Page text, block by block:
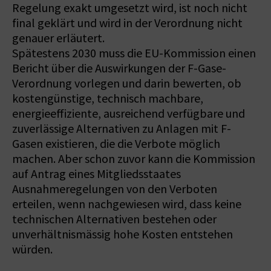
Regelung exakt umgesetzt wird, ist noch nicht
final geklärt und wird in der Verordnung nicht
genauer erläutert.
Spätestens 2030 muss die EU-Kommission einen
Bericht über die Auswirkungen der F-Gase-
Verordnung vorlegen und darin bewerten, ob
kostengünstige, technisch machbare,
energieeffiziente, ausreichend verfügbare und
zuverlässige Alternativen zu Anlagen mit F-
Gasen existieren, die die Verbote möglich
machen. Aber schon zuvor kann die Kommission
auf Antrag eines Mitgliedsstaates
Ausnahmeregelungen von den Verboten
erteilen, wenn nachgewiesen wird, dass keine
technischen Alternativen bestehen oder
unverhältnismässig hohe Kosten entstehen
würden.